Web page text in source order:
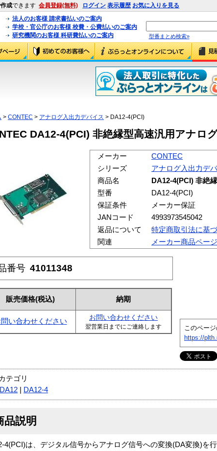
成できます 会員登録(無料) ログイン 表示履歴 お気に入りを見る
法人のお客様 請求書払いのご案内
学校・官公庁のお客様 校費・公費払いのご案内
研究機関のお客様 科研費払いのご案内
型番まとめ検索»
> CONTEC > アナログ入出力デバイス > DA12-4(PCI)
DA12-4(PCI) 非絶縁型高速汎用アナロ
メーカー
CONTEC
シリーズ
アナログ入出力デ
商品名
DA12-4(PCI) 非絶
型番
DA12-4(PCI)
保証条件
メーカー保証
JANコード
4993973545042
返品について
特定商取引法に基
関連
メーカー商品ページ
番号 41011348
販売価格(税込) 納期
問い合わせください お問い合わせください
翌営業日までにご連絡します
このページ
https://
テゴリ
DA12 DA12-4
品説明
4(PCI)は、デジタル信号からアナログ信号への変換(DA変換)を